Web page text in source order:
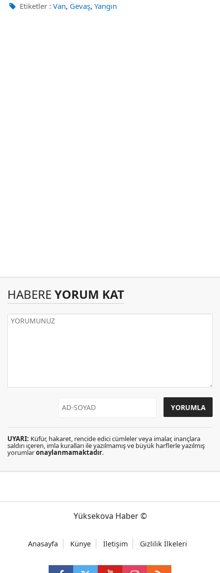
Etiketler : Van, Gevaş, Yangın
HABERE YORUM KAT
UYARI: Küfür, hakaret, rencide edici cümleler veya imalar, inançlara
saldırı içeren, imla kuralları ile yazılmamış ve büyük harflerle yazılmış
yorumlaronaylanmamaktadır.
Yüksekova Haber ©
Anasayfa Künye İletişim Gizlilik İlkeleri